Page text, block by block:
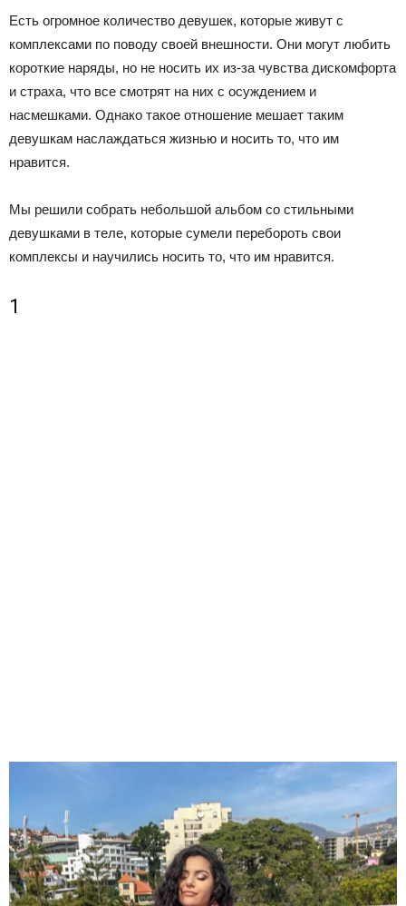
Есть огромное количество девушек, которые живут с
комплексами по поводу своей внешности. Они могут любить
короткие наряды, но не носить их из-за чувства дискомфорта
и страха, что все смотрят на них с осуждением и
насмешками. Однако такое отношение мешает таким
девушкам наслаждаться жизнью и носить то, что им
нравится.
Мы решили собрать небольшой альбом со стильными
девушками в теле, которые сумели перебороть свои
комплексы и научились носить то, что им нравится.
1